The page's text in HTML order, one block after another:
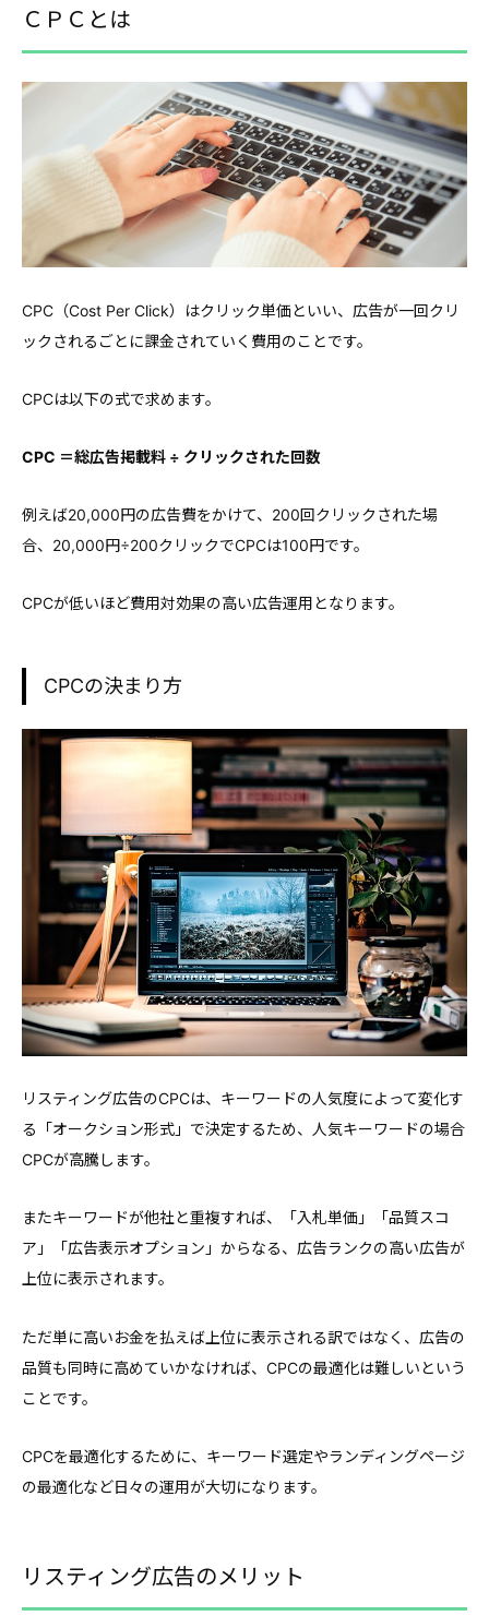
ＣＰＣとは
CPC（Cost Per Click）はクリック単価といい、広告が一回クリ
ックされるごとに課金されていく費用のことです。
CPCは以下の式で求めます。
CPC ＝総広告掲載料 ÷ クリックされた回数
例えば20,000円の広告費をかけて、200回クリックされた場
合、20,000円÷200クリックでCPCは100円です。
CPCが低いほど費用対効果の高い広告運用となります。
CPCの決まり方
リスティング広告のCPCは、キーワードの人気度によって変化す
る「オークション形式」で決定するため、人気キーワードの場合
CPCが高騰します。
またキーワードが他社と重複すれば、「入札単価」「品質スコ
ア」「広告表示オプション」からなる、広告ランクの高い広告が
上位に表示されます。
ただ単に高いお金を払えば上位に表示される訳ではなく、広告の
品質も同時に高めていかなければ、CPCの最適化は難しいという
ことです。
CPCを最適化するために、キーワード選定やランディングページ
の最適化など日々の運用が大切になります。
リスティング広告のメリット